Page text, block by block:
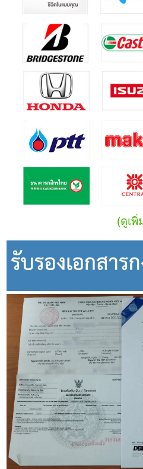
(ดูเพิ่